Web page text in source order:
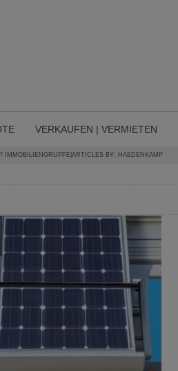
VERKAUFEN | VERMIETEN
IMMOBILIENGRUPPE ARTICLES BY: HAEDENKAMP